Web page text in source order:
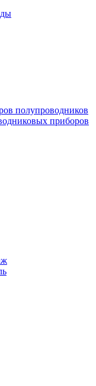
полупроводников
приборов